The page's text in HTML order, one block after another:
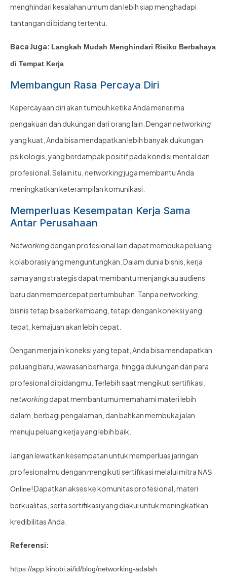
menghindari kesalahan umum dan lebih siap menghadapi
tantangan di bidang tertentu.
Baca Juga: Langkah Mudah Menghindari Risiko Berbahaya
di Tempat Kerja
Membangun Rasa Percaya Diri
Kepercayaan diri akan tumbuh ketika Anda menerima
pengakuan dan dukungan dari orang lain. Dengannetworking
yang kuat, Anda bisa mendapatkan lebih banyak dukungan
psikologis, yang berdampak positif pada kondisi mental dan
profesional. Selain itu, networkingjuga membantu Anda
meningkatkan keterampilan komunikasi.
Memperluas Kesempatan Kerja Sama
Antar Perusahaan
Networkingdengan profesional lain dapat membuka peluang
kolaborasi yang menguntungkan. Dalam dunia bisnis, kerja
sama yang strategis dapat membantu menjangkau audiens
baru dan mempercepat pertumbuhan. Tanpanetworking
bisnis tetap bisa berkembang, tetapi dengan koneksi yang
tepat, kemajuan akan lebih cepat.
Dengan menjalin koneksi yang tepat, Anda bisa mendapatkan
peluang baru, wawasan berharga, hingga dukungan dari para
profesional di bidangmu. Terlebih saat mengikuti sertifikasi,
networkingdapat membantumu memahami materi lebih
dalam, berbagi pengalaman, dan bahkan membuka jalan
menuju peluang kerja yang lebih baik.
Jangan lewatkan kesempatan untuk memperluas jaringan
profesionalmu dengan mengikuti sertifikasi melalui mitra NAS
Online! Dapatkan akses ke komunitas profesional, materi
berkualitas, serta sertifikasi yang diakui untuk meningkatkan
kredibilitas Anda.
Referensi:
https://app.kinobi.ai/id/blog/networking-adalah